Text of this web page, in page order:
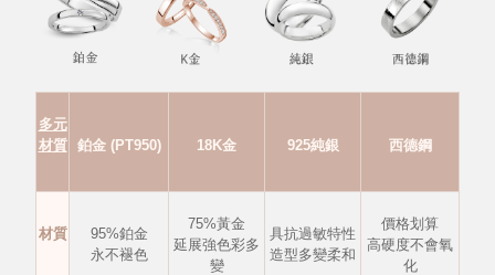
多元
材質
鉑金 (PT950) 18K金 925純銀 西德鋼
材質
95%鉑金
永不褪色
75%黃金
延展強色彩多
變
具抗過敏特性
造型多變柔和
價格划算
高硬度不會氧
化